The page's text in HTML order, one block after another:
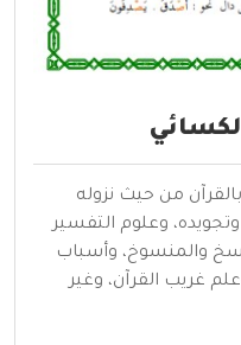
من حيث نزوله
وتجويده، وعلوم التفسير
والمنسوخ، وأسباب
غريب القرآن، وغير